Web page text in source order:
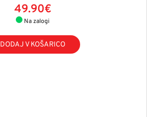
49.90€
Na zalogi
DODAJ V KOŠARICO